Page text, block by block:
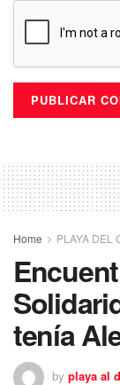
Home PLAYA DEL
tenía
by playa al